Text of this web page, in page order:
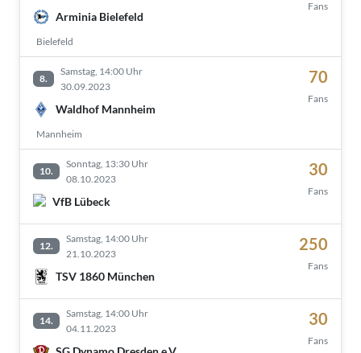
Arminia Bielefeld
Bielefeld
Fans
8.
Samstag, 14:00 Uhr
30.09.2023
Waldhof Mannheim
Mannheim
70
Fans
10.
Sonntag, 13:30 Uhr
08.10.2023
VfB Lübeck
30
Fans
12.
Samstag, 14:00 Uhr
21.10.2023
TSV 1860 München
250
Fans
14.
Samstag, 14:00 Uhr
04.11.2023
30
Fans